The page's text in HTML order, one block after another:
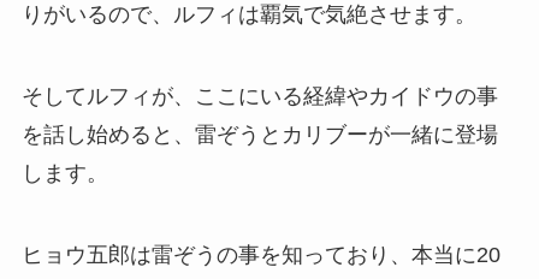
りがいるので、ルフィは覇気で気絶させます。
そしてルフィが、ここにいる経緯やカイドウの事
を話し始めると、雷ぞうとカリブーが一緒に登場
します。
ヒョウ五郎は雷ぞうの事を知っており、本当に20